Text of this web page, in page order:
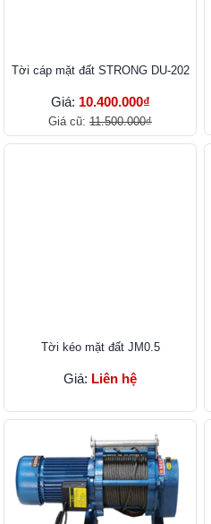
Tời cáp mặt đất STRONG DU-202
Giá: 10.400.000₫
Giá cũ: 11.500.000₫
Tời kéo mặt đất JM0.5
Giá: Liên hệ